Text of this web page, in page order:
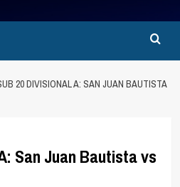
20 DIVISIONAL A: SAN JUAN BAUTISTA
San Juan Bautista vs